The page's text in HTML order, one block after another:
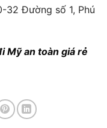
32 Đường số 1, Phú
Mỹ an toàn giá rẻ